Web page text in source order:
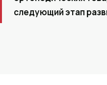
следующий этап